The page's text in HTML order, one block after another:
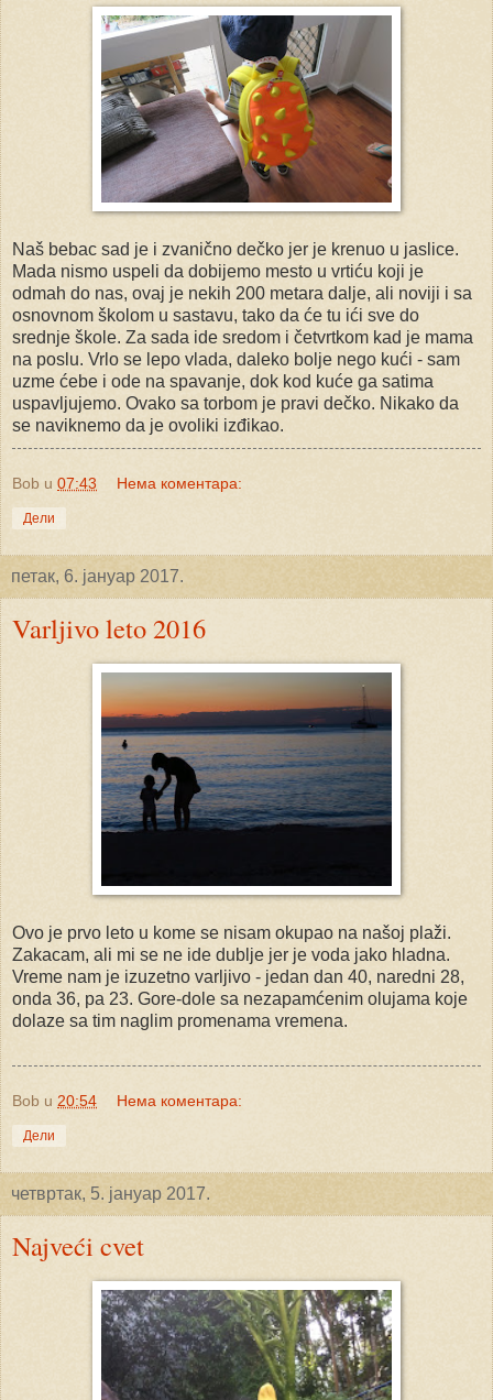
Naš bebac sad je i zvanično dečko jer je krenuo u jaslice.
Mada nismo uspeli da dobijemo mesto u vrtiću koji je
odmah do nas, ovaj je nekih 200 metara dalje, ali noviji i sa
osnovnom školom u sastavu, tako da će tu ići sve do
srednje škole. Za sada ide sredom i četvrtkom kad je mama
na poslu. Vrlo se lepo vlada, daleko bolje nego kući - sam
uzme ćebe i ode na spavanje, dok kod kuće ga satima
uspavljujemo. Ovako sa torbom je pravi dečko. Nikako da
se naviknemo da je ovoliki izđikao.
Bob u 07:43 Нема коментара:
Дели
петак, 6. јануар 2017.
Varljivo leto 2016
Ovo je prvo leto u kome se nisam okupao na našoj plaži.
Zakacam, ali mi se ne ide dublje jer je voda jako hladna.
Vreme nam je izuzetno varljivo - jedan dan 40, naredni 28,
onda 36, pa 23. Gore-dole sa nezapamćenim olujama koje
dolaze sa tim naglim promenama vremena.
Bob u 20:54 Нема коментара:
Дели
четвртак, 5. јануар 2017.
Najveći cvet